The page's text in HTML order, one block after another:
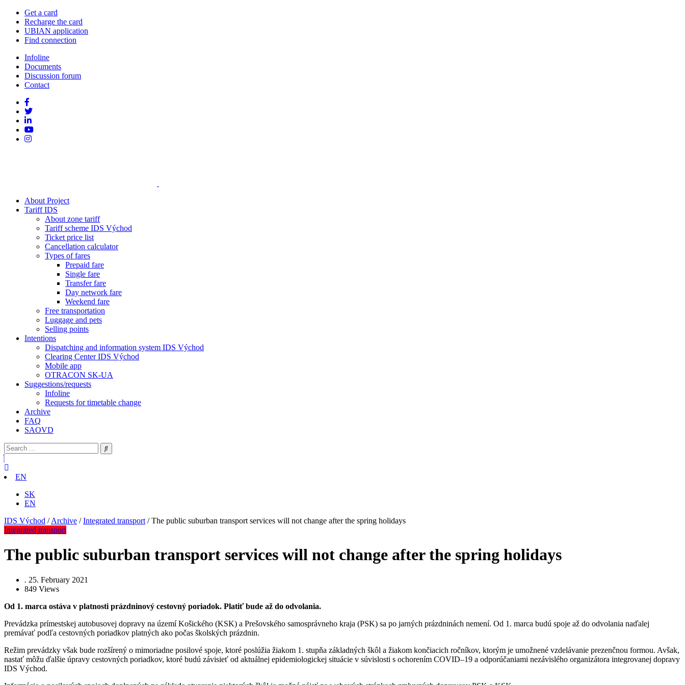
Get a card
Recharge the card
UBIAN application
Find connection
Infoline
Documents
Discussion forum
Contact
About Project
Tariff IDS
About zone tariff
Tariff scheme IDS Východ
Ticket price list
Cancellation calculator
Types of fares
Prepaid fare
Single fare
Transfer fare
Day network fare
Weekend fare
Free transportation
Luggage and pets
Selling points
Intentions
Dispatching and information system IDS Východ
Clearing Center IDS Východ
Mobile app
OTRACON SK-UA
Suggestions/requests
Infoline
Requests for timetable change
Archive
FAQ
SAOVD
EN
SK
EN
IDS Východ /Archive /Integrated transport /The public suburban transport services will not change after the spring holidays
Integrated transport
The public suburban transport services will not change after the spring holidays
. 25. February 2021
849 Views
Od 1. marca ostáva v platnosti prázdninový cestovný poriadok. Platiť bude až do odvolania.
Prevádzka prímestskej autobusovej dopravy na území Košického (KSK) a Prešovského samosprávneho kraja (PSK) sa po jarných prázdninách nemení. Od 1. marca budú spoje až do odvolania naďalej
premávať podľa cestovných poriadkov platných ako počas školských prázdnin.
Režim prevádzky však bude rozšírený o mimoriadne posilové spoje, ktoré poslúžia žiakom 1. stupňa základných škôl a žiakom končiacich ročníkov, ktorým je umožnené vzdelávanie prezenčnou formou. Avšak,
nastať môžu ďalšie úpravy cestovných poriadkov, ktoré budú závisieť od aktuálnej epidemiologickej situácie v súvislosti s ochorením COVID–19 a odporúčaniami nezávislého organizátora integrovanej dopravy
IDS Východ.